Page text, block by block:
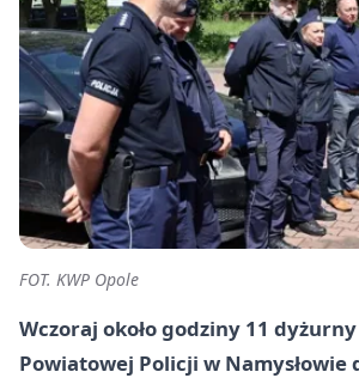
FOT. KWP Opole
Wczoraj około godziny 11
Powiatowej Policji w Namysłowie